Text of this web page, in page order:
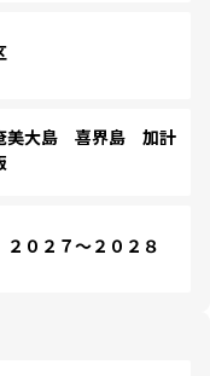
大島 喜界島 加計
０２７～２０２８